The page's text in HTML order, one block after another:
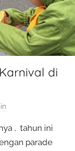
di
, tahun ini
parade